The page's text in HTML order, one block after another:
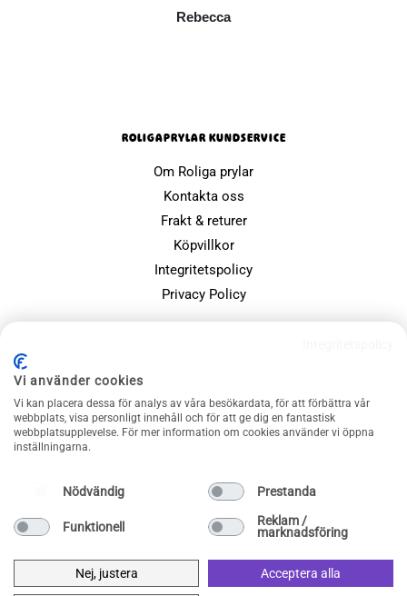
Rebecca
ROLIGAPRYLAR KUNDSERVICE
Om Roliga prylar
Kontakta oss
Frakt & returer
Köpvillkor
Integritetspolicy
Privacy Policy
Julklappsspelet
Merchandise
Vi använder cookies
Vi kan placera dessa för analys av våra besökardata, för att förbättra vår
webbplats, visa personligt innehåll och för att ge dig en fantastisk
webbplatsupplevelse. För mer information om cookies använder vi öppna
inställningarna.
Nödvändig Prestanda
Funktionell
Reklam /
marknadsföring
Nej, justera Acceptera alla